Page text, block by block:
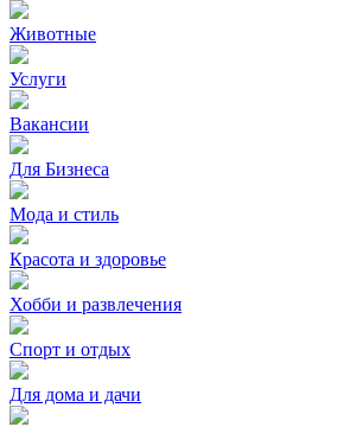
Животные
Услуги
Вакансии
Для Бизнеса
Мода и стиль
Красота и здоровье
Хобби и развлечения
Спорт и отдых
Для дома и дачи